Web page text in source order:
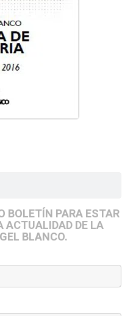
BOLETÍN PARA ESTAR
ACTUALIDAD DE LA
BLANCO.